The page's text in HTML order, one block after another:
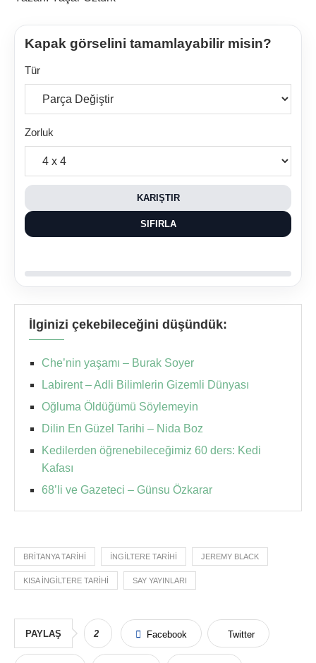
Kapak görselini tamamlayabilir misin?
Tür
Zorluk
KARIŞTIR
SIFIRLA
İlginizi çekebileceğini düşündük:
Che’nin yaşamı – Burak Soyer
Labirent – Adli Bilimlerin Gizemli Dünyası
Oğluma Öldüğümü Söylemeyin
Dilin En Güzel Tarihi – Nida Boz
Kedilerden öğrenebileceğimiz 60 ders: Kedi
Kafası
68’li ve Gazeteci – Günsu Özkarar
BRITANYA TARIHI İNGILTERE TARIHI JEREMY BLACK
KISA İNGILTERE TARIHI SAY YAYINLARI
PAYLAŞ 2 Facebook Twitter